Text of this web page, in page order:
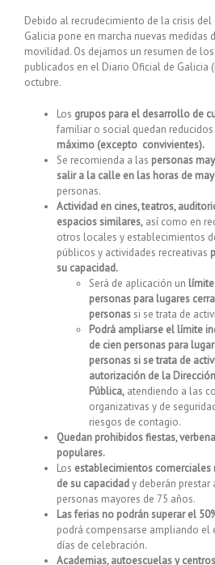
Debido al recrudecimiento de la crisis del
Galicia pone en marcha nuevas medidas
movilidad. Os dejamos un resumen de
publicados en el Diario Oficial de Galicia
octubre.
Los grupos para el desarrollo de
familiar o social quedan reducidos
máximo (excepto convivientes).
Se recomienda a las personas
salir a la calle en las horas de
personas.
Actividad en cines, teatros,
espacios similares, así como en
otros locales y establecimientos
públicos y actividades recreativas
su capacidad.
Será de aplicación un
personas para lugares
personas si se trata de
Podrá ampliarse el límite
de cien personas para
personas si se trata de
autorización de la
Pública, atendiendo a las
organizativas y de
riesgos de contagio.
Quedan prohibidos fiestas,
populares.
Los establecimientos comerciales
de su capacidady deberán prestar
personas mayores de 75 años.
Las ferias no podrán superar el
podrá compensarse ampliando el
días de celebración.
Academias, autoescuelas y